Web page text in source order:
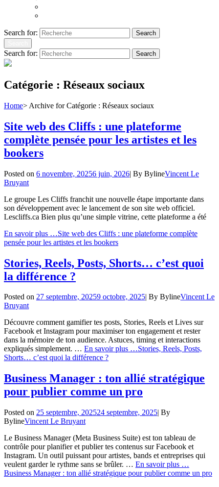
Search for:
Search
Search for: Search
Catégorie : Réseaux sociaux
Home> Archive forCatégorie : Réseaux sociaux
Site web des Cliffs : une plateforme
complète pensée pour les artistes et les
bookers
Posted on 6 novembre, 20256 juin, 2026| By BylineVincent Le
Bruyant
Le groupe Les Cliffs franchit une nouvelle étape importante dans
son développement avec le lancement de son site web officiel.
Lescliffs.ca Bien plus qu’une simple vitrine, cette plateforme a été
En savoir plus …Site web des Cliffs : une plateforme complète
pensée pour les artistes et les bookers
Stories, Reels, Posts, Shorts… c’est quoi
la différence ?
Posted on 27 septembre, 20259 octobre, 2025| By BylineVincent Le
Bruyant
Découvre comment gamifier tes posts, Stories, Reels et Lives sur
Facebook et Instagram pour maximiser ton engagement et rester
dans la mémoire de ton audience. Astuces, timing et interactions
expliqués simplement. … En savoir plus …Stories, Reels, Posts,
Shorts… c’est quoi la différence ?
Business Manager : ton allié stratégique
pour publier comme un pro
Posted on 25 septembre, 202524 septembre, 2025| By
BylineVincent Le Bruyant
Le Business Manager (Meta Business Suite) est ton tableau de
contrôle pour planifier et publier tes contenus sur Facebook et
Instagram. Un outil puissant pour artistes, bands et entreprises qui
veulent garder le rythme sans se brûler. … En savoir plus …
Business Manager : ton allié stratégique pour publier comme un pro